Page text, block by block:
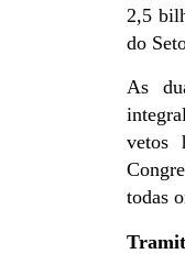
2,5
do
As
vetos
todas